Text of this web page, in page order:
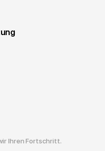
Ihren Fortschritt.